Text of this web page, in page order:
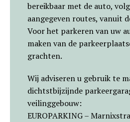
bereikbaar met de auto,
aangegeven routes, vanuit
Voor het parkeren van uw
maken van de
grachten.
Wij adviseren u gebruik te
dichtstbijzijnde
veilinggebouw:
EUROPARKING –